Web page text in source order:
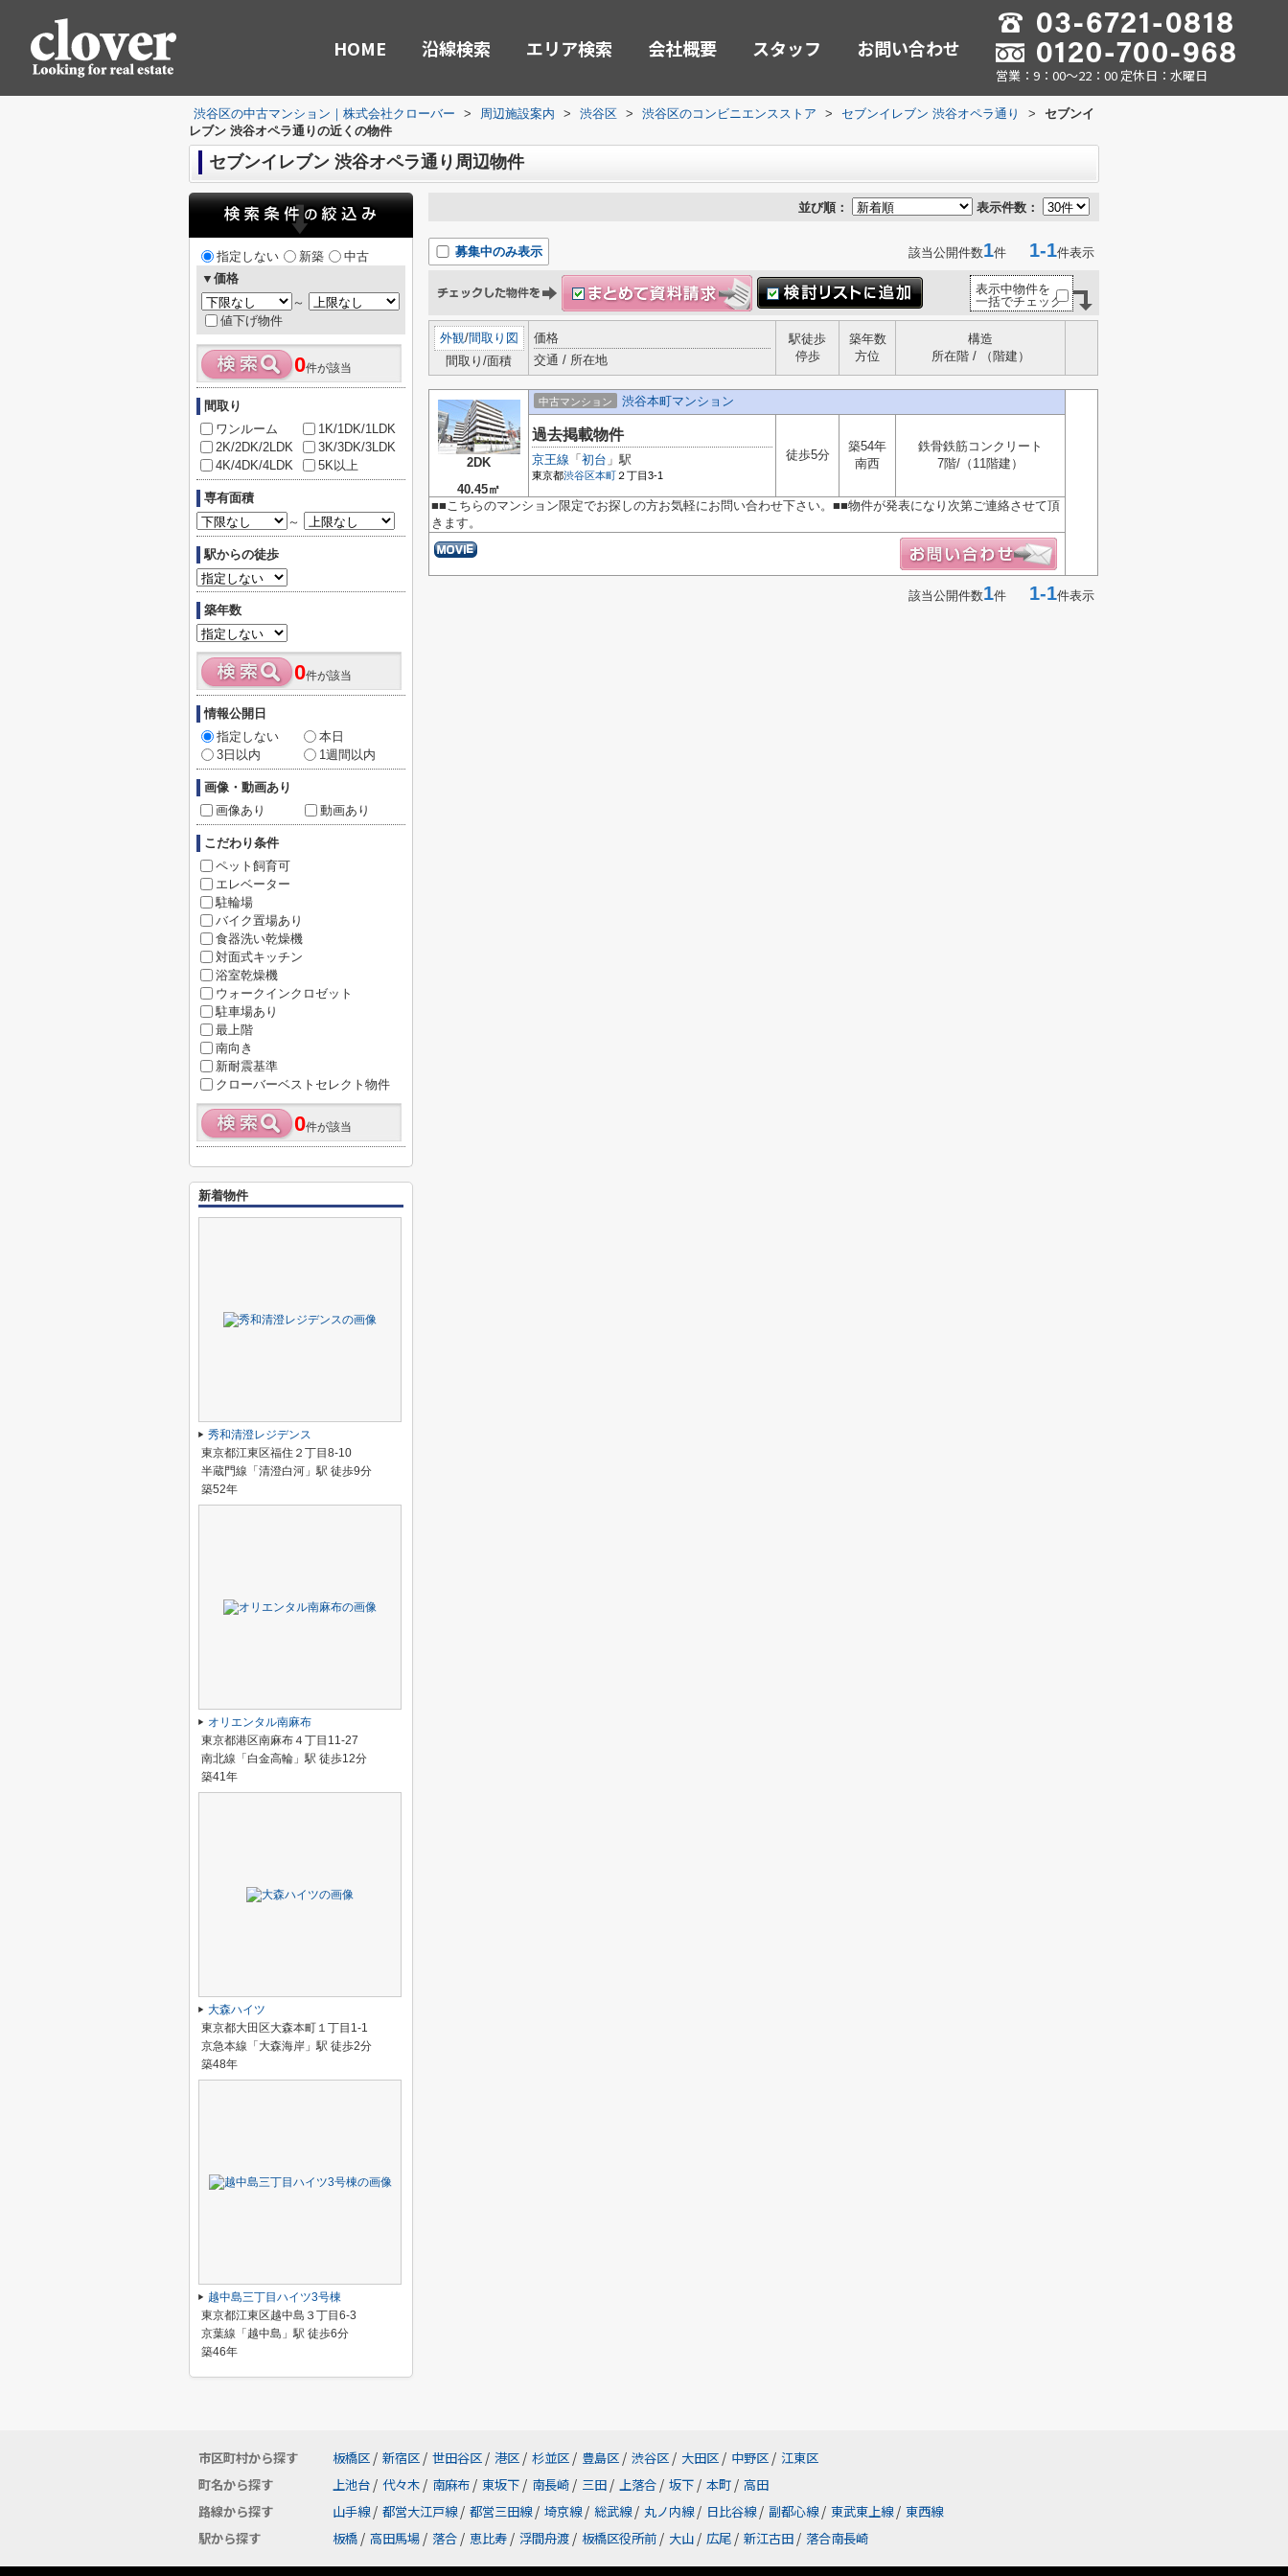
HOME 沿線検索 エリア検索 会社概要 スタッフ お問い合わせ
営業：9：00～22：00 定休日：水曜日
渋谷区の中古マンション｜株式会社クローバー > 周辺施設案内 > 渋谷区 > 渋谷区のコンビニエンスストア > セブンイレブン 渋谷オペラ通り >
セブンイ
レブン 渋谷オペラ通りの近くの物件
セブンイレブン 渋谷オペラ通り周辺物件
並び順： 表示件数：
募集中のみ表示 該当公開件数1件 1-1件表示
表示中物件を
一括でチェック
外観/間取り図
間取り/面積
価格
交通 / 所在地
駅徒歩
停歩
築年数
方位
構造
所在階 / （階建）
2DK
40.45㎡
中古マンション 渋谷本町マンション
過去掲載物件
京王線 「 初台 」駅
東京都渋谷区本町 ２丁目3-1
徒歩5分
築54年
南西
鉄骨鉄筋コンクリート
7階/（11階建）
■■こちらのマンション限定でお探しの方お気軽にお問い合わせ下さい。■■物件が発表になり次第ご連絡させて頂
きます。
該当公開件数1件 1-1件表示
指定しない 新築
中古
▼価格
～
値下げ物件
0件が該当
間取り
ワンルーム
1K/1DK/1LDK
2K/2DK/2LDK
3K/3DK/3LDK
4K/4DK/4LDK
5K以上
専有面積
～
駅からの徒歩
築年数
0件が該当
情報公開日
指定しない
本日
3日以内
1週間以内
画像・動画あり
画像あり
動画あり
こだわり条件
ペット飼育可
エレベーター
駐輪場
バイク置場あり
食器洗い乾燥機
対面式キッチン
浴室乾燥機
ウォークインクロゼット
駐車場あり
最上階
南向き
新耐震基準
クローバーベストセレクト物件
0件が該当
新着物件
秀和清澄レジデンス
東京都江東区福住２丁目8-10
半蔵門線「清澄白河」駅 徒歩9分
築52年
オリエンタル南麻布
東京都港区南麻布４丁目11-27
南北線「白金高輪」駅 徒歩12分
築41年
大森ハイツ
東京都大田区大森本町１丁目1-1
京急本線「大森海岸」駅 徒歩2分
築48年
越中島三丁目ハイツ3号棟
東京都江東区越中島３丁目6-3
京葉線「越中島」駅 徒歩6分
築46年
市区町村から探す 板橋区 / 新宿区 / 世田谷区 / 港区 / 杉並区 / 豊島区 / 渋谷区 / 大田区 / 中野区 / 江東区
町名から探す
上池台 / 代々木 / 南麻布 / 東坂下 / 南長崎 / 三田 / 上落合 / 坂下 / 本町 / 高田
路線から探す
山手線 / 都営大江戸線 / 都営三田線 / 埼京線 / 総武線 / 丸ノ内線 / 日比谷線 / 副都心線 / 東武東上線 / 東西線
駅から探す
板橋 / 高田馬場 / 落合 / 恵比寿 / 浮間舟渡 / 板橋区役所前 / 大山 / 広尾 / 新江古田 / 落合南長崎